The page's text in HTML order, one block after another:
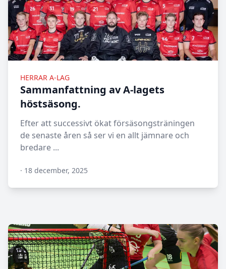
HERRAR A-LAG
Sammanfattning av A-lagets
höstsäsong.
Efter att successivt ökat försäsongsträningen
de senaste åren så ser vi en allt jämnare och
bredare ...
N/A
· 18 december, 2025